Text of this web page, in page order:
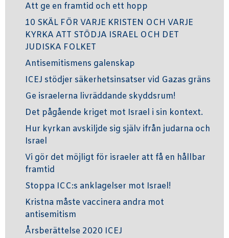
Att ge en framtid och ett hopp
10 SKÄL FÖR VARJE KRISTEN OCH VARJE
KYRKA ATT STÖDJA ISRAEL OCH DET
JUDISKA FOLKET
Antisemitismens galenskap
ICEJ stödjer säkerhetsinsatser vid Gazas gräns
Ge israelerna livräddande skyddsrum!
Det pågående kriget mot Israel i sin kontext.
Hur kyrkan avskiljde sig själv ifrån judarna och
Israel
Vi gör det möjligt för israeler att få en hållbar
framtid
Stoppa ICC:s anklagelser mot Israel!
Kristna måste vaccinera andra mot
antisemitism
Årsberättelse 2020 ICEJ